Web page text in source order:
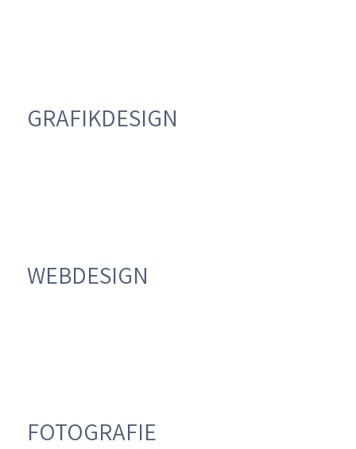
GRAFIKDESIGN
WEBDESIGN
FOTOGRAFIE